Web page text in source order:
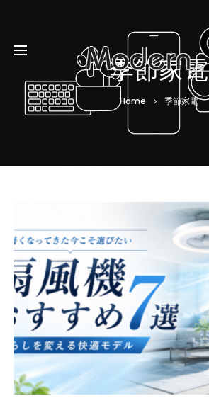
季節家電
Home 季節家電